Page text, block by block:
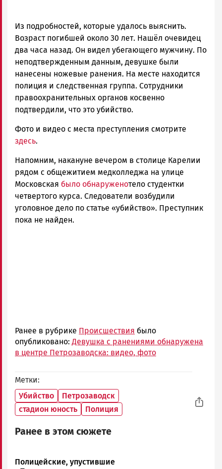
Из подробностей, которые удалось выяснить.
Возраст погибшей около 30 лет. Нашёл очевидец
два часа назад. Он видел убегающего мужчину. По
неподтвержденным данным, девушке были
нанесены ножевые ранения. На месте находится
полиция и следственная группа. Сотрудники
правоохранительных органов косвенно
подтвердили, что это убийство.
Фото и видео с места преступления смотрите
здесь.
Напомним, накануне вечером в столице Карелии
рядом с общежитием медколледжа на улице
Московская было обнаруженотело студентки
четвертого курса. Следователи возбудили
уголовное дело по статье «убийство». Преступник
пока не найден.
Ранее в рубрике Происшествия было
опубликовано: Девушка с ранениями обнаружена
в центре Петрозаводска: видео, фото
Метки
Убийство
Петрозаводск
стадион юность
Полиция
Ранее в этом сюжете
Полицейские, упустившие